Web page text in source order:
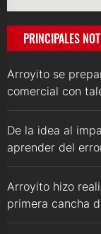
PRINCIPALES
Arroyito se
comercial con
De la idea al
aprender del
Arroyito hizo
primera cancha